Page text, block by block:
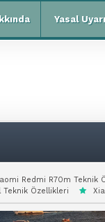
Yasal Uyarı
Redmi R70m Teknik
Teknik Özellikleri